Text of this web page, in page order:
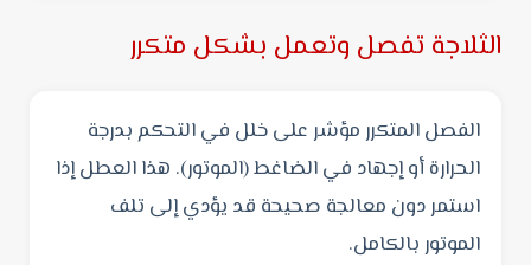
الثلاجة تفصل وتعمل بشكل متكرر
الفصل المتكرر مؤشر على خلل في التحكم بدرجة
الحرارة أو إجهاد في الضاغط (الموتور). هذا العطل إذا
استمر دون معالجة صحيحة قد يؤدي إلى تلف
الموتور بالكامل.